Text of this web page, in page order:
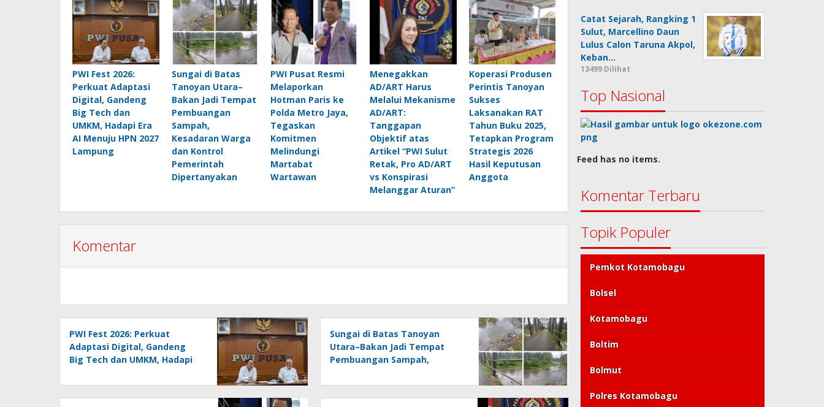
PWI Fest 2026:
Perkuat Adaptasi
Digital, Gandeng
Big Tech dan
UMKM, Hadapi Era
AI Menuju HPN 2027
Lampung
Sungai di Batas
Tanoyan Utara–
Bakan Jadi Tempat
Pembuangan
Sampah,
Kesadaran Warga
dan Kontrol
Pemerintah
Dipertanyakan
PWI Pusat Resmi
Melaporkan
Hotman Paris ke
Polda Metro Jaya,
Tegaskan
Komitmen
Melindungi
Martabat
Wartawan
Menegakkan
AD/ART Harus
Melalui Mekanisme
AD/ART:
Tanggapan
Objektif atas
Artikel “PWI Sulut
Retak, Pro AD/ART
vs Konspirasi
Melanggar Aturan”
Koperasi Produsen
Perintis Tanoyan
Sukses
Laksanakan RAT
Tahun Buku 2025,
Tetapkan Program
Strategis 2026
Hasil Keputusan
Anggota
Komentar
PWI Fest 2026: Perkuat
Adaptasi Digital, Gandeng
Big Tech dan UMKM, Hadapi
Lampung
Sungai di Batas Tanoyan
Utara–Bakan Jadi Tempat
Pembuangan Sampah,
Kontrol Pemerintah
Dipertanyakan
Catat Sejarah, Rangking 1
Sulut, Marcellino Daun
Lulus Calon Taruna Akpol,
Keban…
13499 Dilihat
Top Nasional
Feed has no items.
Komentar Terbaru
Topik Populer
Pemkot Kotamobagu
Bolsel
Kotamobagu
Boltim
Bolmut
Polres Kotamobagu